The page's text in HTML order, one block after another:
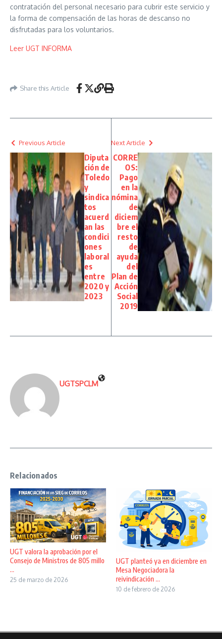
contratación del personal necesario para cubrir este servicio y
la forma de compensación de las horas de descanso no
disfrutadas para los voluntarios.
Leer UGT INFORMA
Share this Article
Previous Article
Diputa
ción de
Toledo
y
sindica
tos
acuerd
an las
condici
ones
laboral
es
entre
2020 y
2023
Next Article
CORRE
OS:
Pago
en la
nómina
de
diciem
bre el
resto
de
ayuda
del
Plan de
Acción
Social
2019
UGTSPCLM
Relacionados
UGT valora la aprobación por el
Consejo de Ministros de 805 millo
...
25 de marzo de 2026
UGT planteó ya en diciembre en
Mesa Negociadora la
reivindicación ...
10 de febrero de 2026